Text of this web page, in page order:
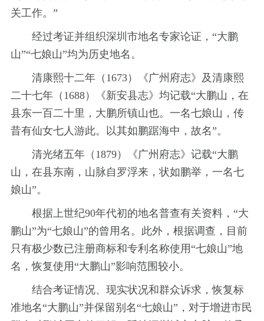
关工作。”
经过考证并组织深圳市地名专家论证，“大鹏
山”“七娘山”均为历史地名。
清康熙十二年（1673）《广州府志》及清康熙
二十七年（1688）《新安县志》均记载“大鹏山，在
县东一百二十里，大鹏所镇山也。一名七娘山，传
昔有仙女七人游此。以其如鹏踞海中，故名”。
清光绪五年（1879）《广州府志》记载“大鹏
山，在县东南，山脉自罗浮来，状如鹏举，一名七
娘山”。
根据上世纪90年代初的地名普查有关资料，“大
鹏山”为“七娘山”的曾用名。此外，根据调查，目前
只有极少数已注册商标和专利名称使用“七娘山”地
名，恢复使用“大鹏山”影响范围较小。
结合考证情况、现实状况和群众诉求，恢复标
准地名“大鹏山”并保留别名“七娘山”，对于增进市民